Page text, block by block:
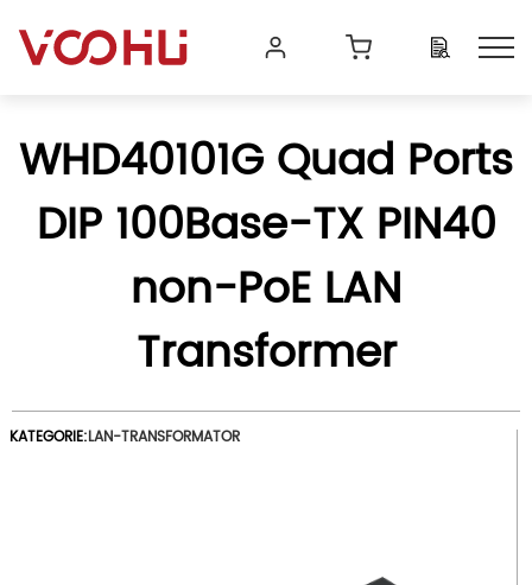
WHD40101G Quad Ports
DIP 100Base-TX PIN40
non-PoE LAN
Transformer
KATEGORIE:LAN-TRANSFORMATOR